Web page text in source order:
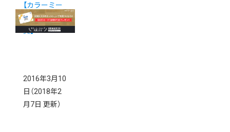
【カラーミー
ショップ大
賞】
2016年3月10
日 （2018年2
月7日 更新）